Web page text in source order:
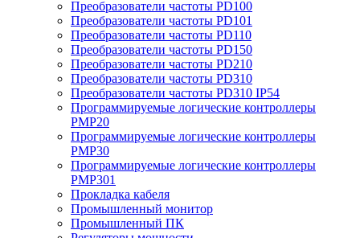
Преобразователи частоты PD100
Преобразователи частоты PD101
Преобразователи частоты PD110
Преобразователи частоты PD150
Преобразователи частоты PD210
Преобразователи частоты PD310
Преобразователи частоты PD310 IP54
Программируемые логические контроллеры
PMP20
Программируемые логические контроллеры
PMP30
Программируемые логические контроллеры
PMP301
Прокладка кабеля
Промышленный монитор
Промышленный ПК